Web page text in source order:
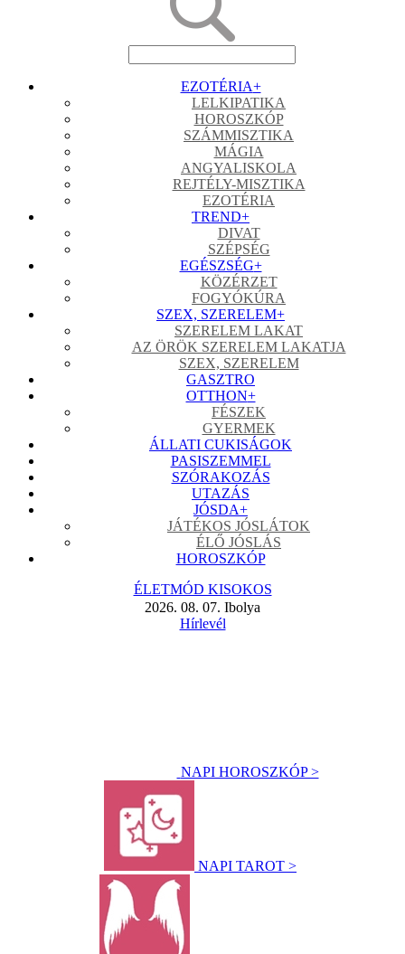
EZOTÉRIA+
LELKIPATIKA
HOROSZKÓP
SZÁMMISZTIKA
MÁGIA
ANGYALISKOLA
REJTÉLY-MISZTIKA
EZOTÉRIA
TREND+
DIVAT
SZÉPSÉG
EGÉSZSÉG+
KÖZÉRZET
FOGYÓKÚRA
SZEX, SZERELEM+
SZERELEM LAKAT
AZ ÖRÖK SZERELEM LAKATJA
SZEX, SZERELEM
GASZTRO
OTTHON+
FÉSZEK
GYERMEK
ÁLLATI CUKISÁGOK
PASISZEMMEL
SZÓRAKOZÁS
UTAZÁS
JÓSDA+
JÁTÉKOS JÓSLÁTOK
ÉLŐ JÓSLÁS
HOROSZKÓP
ÉLETMÓD KISOKOS
2026. 08. 07. Ibolya
Hírlevél
NAPI HOROSZKÓP >
NAPI TAROT >